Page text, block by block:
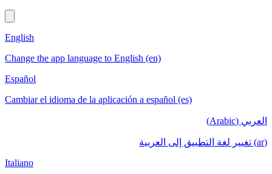
English
Change the app language to English (en)
Español
Cambiar el idioma de la aplicación a español (es)
العربي (Arabic)
(ar) تغيير لغة التطبيق إلى العربية
Italiano